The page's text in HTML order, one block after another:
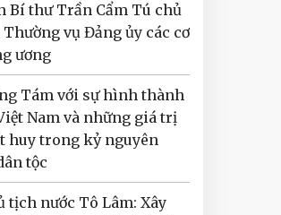
Bí thư Trần Cẩm Tú chủ
vụ Đảng ủy các cơ
ương
Tám với sự hình thành
Nam và những giá trị
huy trong kỷ nguyên
tộc
tịch nước Tô Lâm: Xây